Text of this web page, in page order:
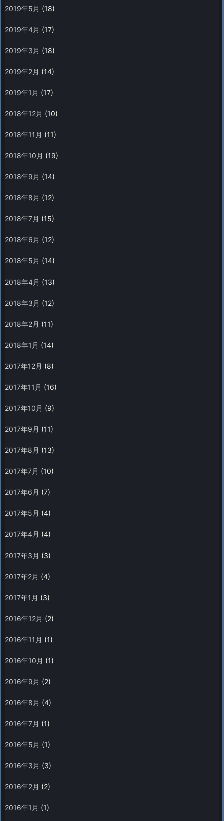
2019年5月 (18)
2019年4月 (17)
2019年3月 (18)
2019年2月 (14)
2019年1月 (17)
2018年12月 (10)
2018年11月 (11)
2018年10月 (19)
2018年9月 (14)
2018年8月 (12)
2018年7月 (15)
2018年6月 (12)
2018年5月 (14)
2018年4月 (13)
2018年3月 (12)
2018年2月 (11)
2018年1月 (14)
2017年12月 (8)
2017年11月 (16)
2017年10月 (9)
2017年9月 (11)
2017年8月 (13)
2017年7月 (10)
2017年6月 (7)
2017年5月 (4)
2017年4月 (4)
2017年3月 (3)
2017年2月 (4)
2017年1月 (3)
2016年12月 (2)
2016年11月 (1)
2016年10月 (1)
2016年9月 (2)
2016年8月 (4)
2016年7月 (1)
2016年5月 (1)
2016年3月 (3)
2016年2月 (2)
2016年1月 (1)